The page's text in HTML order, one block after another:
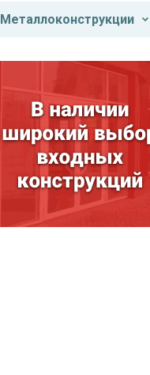
Металлоконструкции